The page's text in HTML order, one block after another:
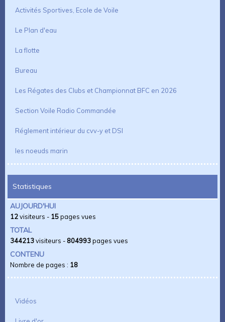
Activités Sportives, Ecole de Voile
Le Plan d'eau
La flotte
Bureau
Les Régates des Clubs et Championnat BFC en 2026
Section Voile Radio Commandée
Réglement intérieur du cvv-y et DSI
les noeuds marin
Statistiques
AUJOURD'HUI
12visiteurs - 15pages vues
TOTAL
344213visiteurs - 804993pages vues
CONTENU
Nombre de pages : 18
Vidéos